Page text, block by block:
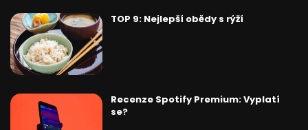
TOP 9: Nejlepší obědy s rýží
Recenze Spotify Premium: Vyplatí
se?